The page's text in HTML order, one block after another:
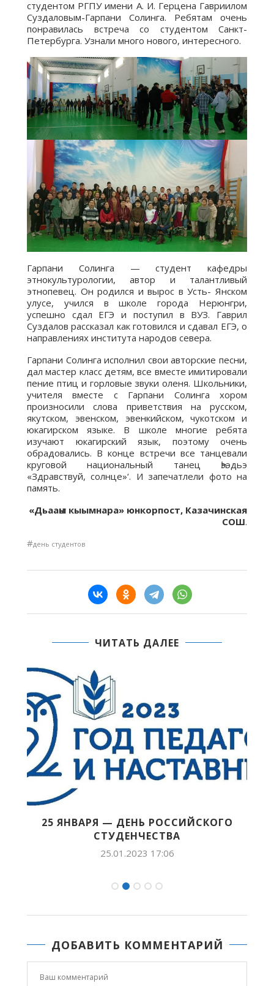
студентом РГПУ имени А. И. Герцена Гавриилом
Суздаловым-Гарпани Солинга. Ребятам очень
понравилась встреча со студентом Санкт-
Петербурга. Узнали много нового, интересного.
Гарпани Солинга — студент кафедры
этнокультурологии, автор и талантливый
этнопевец. Он родился и вырос в Усть- Янском
улусе, учился в школе города Нерюнгри,
успешно сдал ЕГЭ и поступил в ВУЗ. Гаврил
Суздалов рассказал как готовился и сдавал ЕГЭ, о
направлениях института народов севера.
Гарпани Солинга исполнил свои авторские песни,
дал мастер класс детям, все вместе имитировали
пение птиц и горловые звуки оленя. Школьники,
учителя вместе с Гарпани Солинга хором
произносили слова приветствия на русском,
якутском, эвенском, эвенкийском, чукотском и
юкагирском языке. В школе многие ребята
изучают юкагирский язык, поэтому очень
обрадовались. В конце встречи все танцевали
круговой национальный танец Һээдьэ
«Здравствуй, солнце»‘. И запечатлели фото на
память.
«Дьааҥы кыымнара» юнкорпост, Казачинская
СОШ.
#день студентов
ЧИТАТЬ ДАЛЕЕ
25 ЯНВАРЯ — ДЕНЬ РОССИЙСКОГО
СТУДЕНЧЕСТВА
25.01.2023 17:06
ДОБАВИТЬ КОММЕНТАРИЙ